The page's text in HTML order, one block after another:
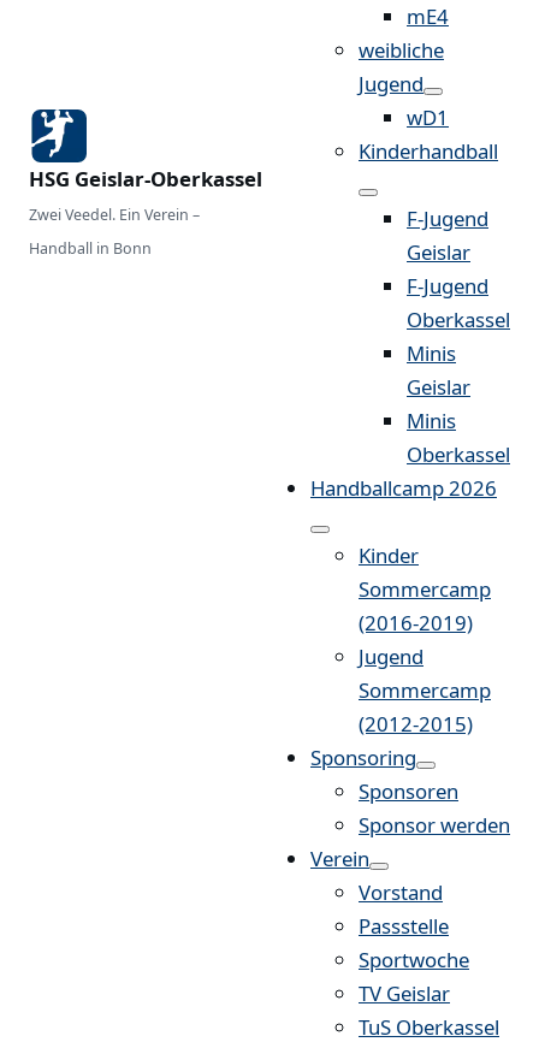
HSG Geislar-Oberkassel
Zwei Veedel. Ein Verein –
Handball in Bonn
mE4
weibliche
Jugend
wD1
Kinderhandball
F-Jugend
Geislar
F-Jugend
Oberkassel
Minis
Geislar
Minis
Oberkassel
Handballcamp 2026
Kinder
Sommercamp
(2016-2019)
Jugend
Sommercamp
(2012-2015)
Sponsoring
Sponsoren
Sponsor werden
Verein
Vorstand
Passstelle
Sportwoche
TV Geislar
TuS Oberkassel